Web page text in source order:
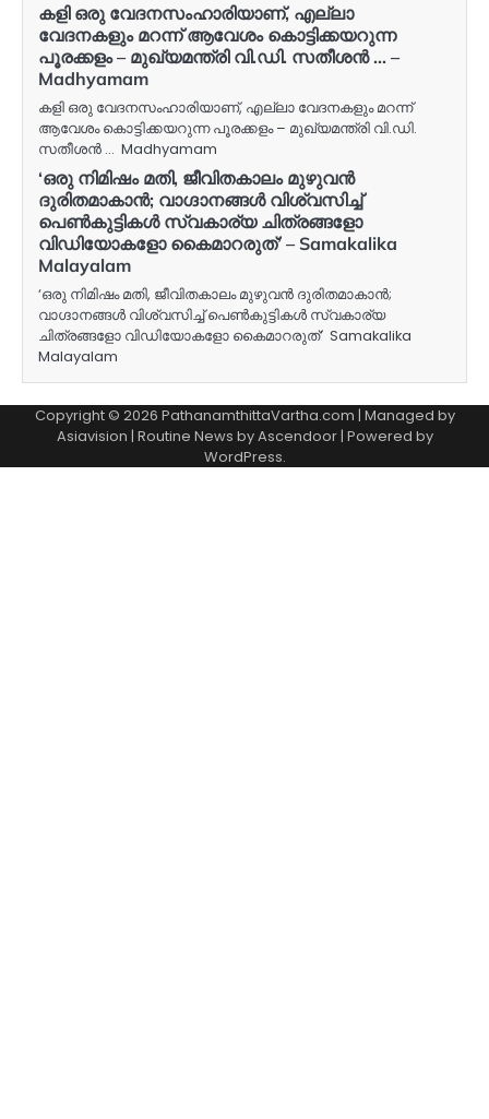
കളി ഒരു വേദനസംഹാരിയാണ്, എല്ലാ
വേദനകളും മറന്ന് ആവേശം കൊട്ടിക്കയറുന്ന
പൂരക്കളം – മുഖ്യമന്ത്രി വി.ഡി. സതീശൻ … –
Madhyamam
കളി ഒരു വേദനസംഹാരിയാണ്, എല്ലാ വേദനകളും മറന്ന്
ആവേശം കൊട്ടിക്കയറുന്ന പൂരക്കളം – മുഖ്യമന്ത്രി വി.ഡി.
സതീശൻ … Madhyamam
‘ഒരു നിമിഷം മതി, ജീവിതകാലം മുഴുവന്‍
ദുരിതമാകാന്‍; വാഗ്ദാനങ്ങള്‍ വിശ്വസിച്ച്
പെണ്‍കുട്ടികള്‍ സ്വകാര്യ ചിത്രങ്ങളോ
വിഡിയോകളോ കൈമാറരുത്’ – Samakalika
Malayalam
‘ഒരു നിമിഷം മതി, ജീവിതകാലം മുഴുവന്‍ ദുരിതമാകാന്‍;
വാഗ്ദാനങ്ങള്‍ വിശ്വസിച്ച് പെണ്‍കുട്ടികള്‍ സ്വകാര്യ
ചിത്രങ്ങളോ വിഡിയോകളോ കൈമാറരുത്’ Samakalika
Malayalam
Copyright © 2026 PathanamthittaVartha.com | Managed by
Asiavision | Routine News byAscendoor| Powered by
WordPress.